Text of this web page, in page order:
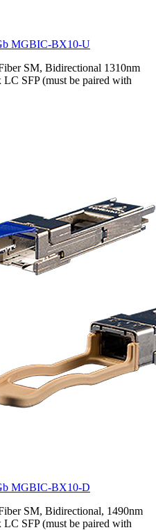
MGBIC-BX10-U
SM, Bidirectional 1310nm
SFP (must be paired with
MGBIC-BX10-D
SM, Bidirectional, 1490nm
SFP (must be paired with